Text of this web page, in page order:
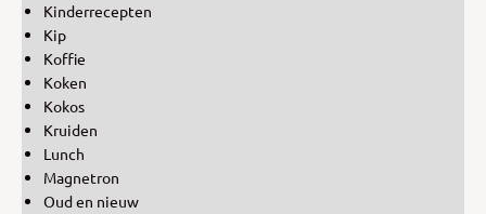
Kinderrecepten
Kip
Koffie
Koken
Kokos
Kruiden
Lunch
Magnetron
Oud en nieuw